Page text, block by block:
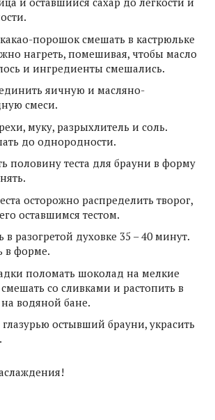
порошок смешать в кастрюльке
нагреть, помешивая, чтобы масло
и ингредиенты смешались.
яичную и масляно-
смеси.
муку, разрыхлитель и соль.
до однородности.
половину теста для брауни в форму
осторожно распределить творог,
оставшимся тестом.
в разогретой духовке 35 – 40 минут.
в форме.
поломать шоколад на мелкие
со сливками и растопить в
водяной бане.
остывший брауни, украсить